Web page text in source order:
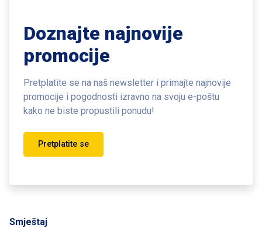
Doznajte najnovije
promocije
Pretplatite se na naš newsletter i primajte najnovije
promocije i pogodnosti izravno na svoju e-poštu
kako ne biste propustili ponudu!
Pretplatite se
Smještaj